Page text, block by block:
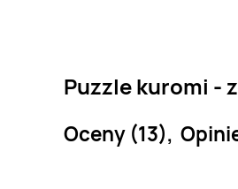
Puzzle kuromi -
Oceny (13),